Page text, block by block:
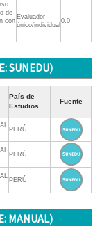
de
con
Evaluador
único/individual
0.0
SUNEDU)
País de
Estudios
Fuente
PERÚ
PERÚ
PERÚ
MANUAL)